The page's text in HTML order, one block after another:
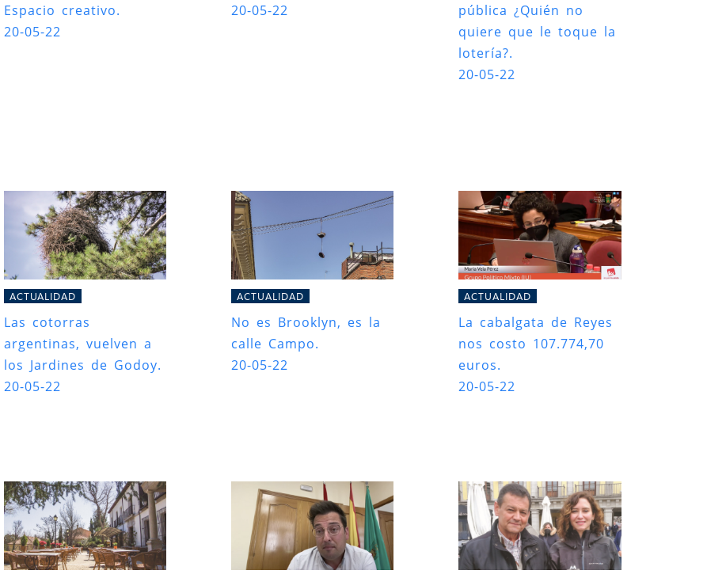
Espacio creativo.
20-05-22
20-05-22
pública ¿Quién no
quiere que le toque la
lotería?.
20-05-22
ACTUALIDAD
Las cotorras
argentinas, vuelven a
los Jardines de Godoy.
20-05-22
ACTUALIDAD
No es Brooklyn, es la
calle Campo.
20-05-22
ACTUALIDAD
La cabalgata de Reyes
nos costo 107.774,70
euros.
20-05-22